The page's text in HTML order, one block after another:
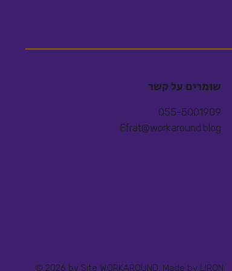
שומרים על קשר
055-5001909
Efrat@workaround.blog
© 2026 by Site WORKAROUND. Made by LIRON